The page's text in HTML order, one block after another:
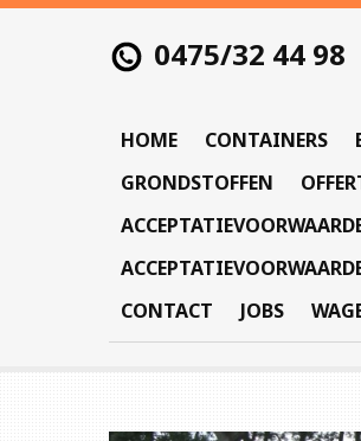
0475/32 44 98
HOME CONTAINERS
GRONDSTOFFEN
CONTACT
JOBS